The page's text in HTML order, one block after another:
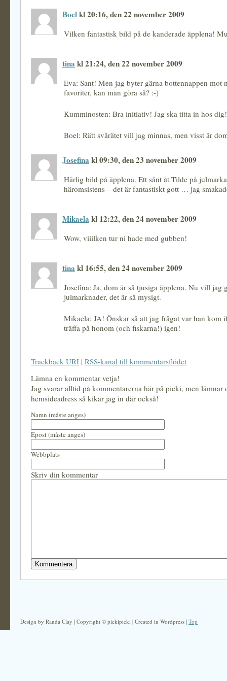
Boelkl 20:16, den 22 november 2009
Vilken fantastisk bild på de kanderade äpplena!
tina kl 21:24, den 22 november 2009
Eva: Sant! Men jag byter gärna bottennappen mot
favoriter, kan man göra så? :-)
Kumminosten: Bra initiativ! Jag ska titta in hos dig!
Boel: Rätt svårätet vill jag minnas, men visst är
Josefina kl 09:30, den 23 november 2009
Härlig bild på äpplena. Ett sånt åt Tilde på
häromsistens – det är fantastiskt gott … jag
Mikaela kl 12:22, den 24 november 2009
Wow, viiilken tur ni hade med gubben!
tina kl 16:55, den 24 november 2009
Josefina: Ja, dom är så tjusiga äpplena. Nu vill jag
julmarknader, det är så mysigt.
Mikaela: JA! Önskar så att jag frågat var han kom
träffa på honom (och fiskarna!) igen!
Trackback URI | RSS-kanal till kommentarsflödet
Lämna en kommentar vetja!
Jag svarar alltid på kommentarerna här på picki, men lämnar
hemsideadress så kikar jag in där också!
Namn (måste anges)
Epost (måste anges)
Webbplats
Skriv din kommentar
Design by Randa Clay | Copyright © pickipicki | Created in Wordpress | Top